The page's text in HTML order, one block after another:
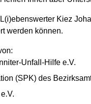
Kiez
werden können.
Unfall-Hilfe e.V.
(SPK) des